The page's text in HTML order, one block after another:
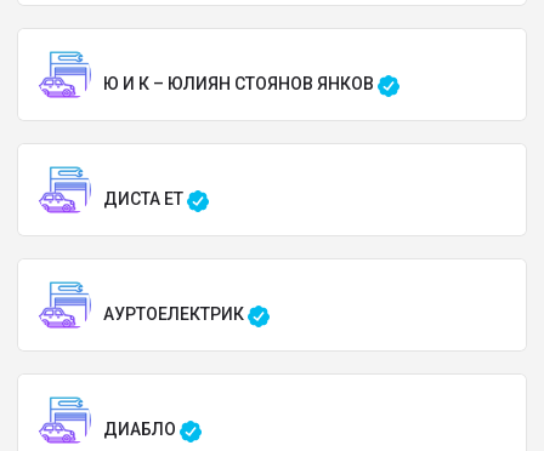
Ю И К – ЮЛИЯН СТОЯНОВ ЯНКОВ
ДИСТА ЕТ
АУРТОЕЛЕКТРИК
ДИАБЛО